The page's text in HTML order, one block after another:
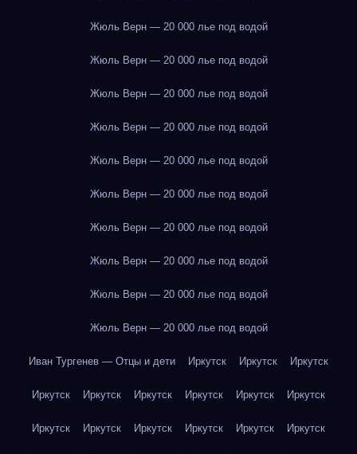
Жюль Верн — 20 000 лье под водой
Жюль Верн — 20 000 лье под водой
Жюль Верн — 20 000 лье под водой
Жюль Верн — 20 000 лье под водой
Жюль Верн — 20 000 лье под водой
Жюль Верн — 20 000 лье под водой
Жюль Верн — 20 000 лье под водой
Жюль Верн — 20 000 лье под водой
Жюль Верн — 20 000 лье под водой
Жюль Верн — 20 000 лье под водой
Иван Тургенев — Отцы и дети Иркутск Иркутск Иркутск
Иркутск Иркутск Иркутск Иркутск Иркутск Иркутск
Иркутск Иркутск Иркутск Иркутск Иркутск Иркутск